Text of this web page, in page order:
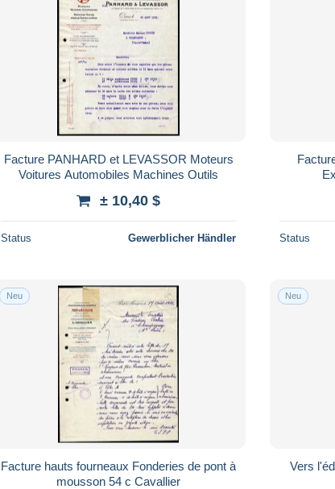
Facture PANHARD et LEVASSOR Moteurs
Voitures Automobiles Machines Outils
± 10,40 $
Status Gewerblicher Händler Status
Neu
Facture hauts fourneaux Fonderies de pont à
mousson 54 c Cavallier
Neu
Vers